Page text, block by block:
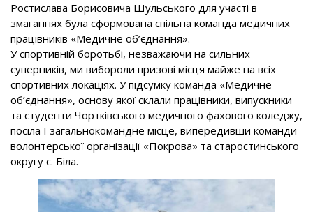
Ростислава Борисовича Шульського для участі в
змаганнях була сформована спільна команда медичних
працівників «Медичне об’єднання».
У спортивній боротьбі, незважаючи на сильних
суперників, ми вибороли призові місця майже на всіх
спортивних локаціях. У підсумку команда «Медичне
об’єднання», основу якої склали працівники, випускники
та студенти Чортківського медичного фахового коледжу,
посіла І загальнокомандне місце, випередивши команди
волонтерської організації «Покрова» та старостинського
округу с. Біла.